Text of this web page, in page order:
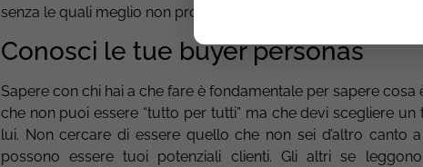
senza le quali meglio non procedere e schiarirsi le idee.
Conosci le tue buyer personas
Sapere con chi hai a che fare è fondamentale per sapere
che non puoi essere “tutto per tutti” ma che devi scegliere
lui. Non cercare di essere quello che non sei d’altro canto
possono essere tuoi potenziali clienti. Gli altri se